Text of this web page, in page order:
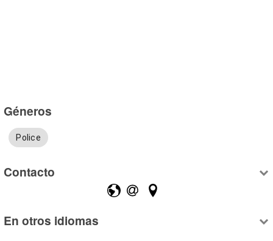
Géneros
Police
Contacto
En otros idiomas